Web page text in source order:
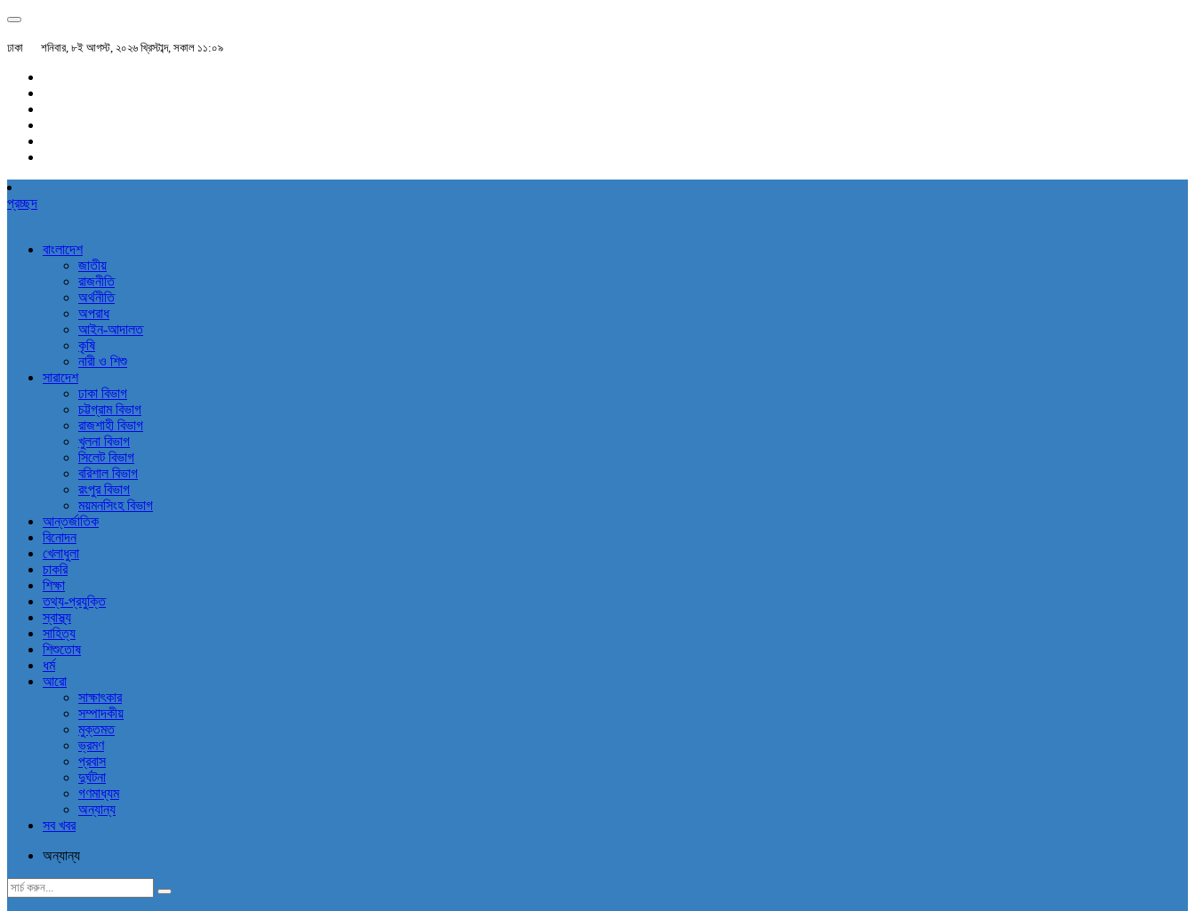
ঢাকা শনিবার, ৮ই আগস্ট, ২০২৬ খ্রিস্টাব্দ, সকাল ১১:০৯
প্রচ্ছদ
বাংলাদেশ
জাতীয়
রাজনীতি
অর্থনীতি
অপরাধ
আইন-আদালত
কৃষি
নারী ও শিশু
সারাদেশ
ঢাকা বিভাগ
চট্টগ্রাম বিভাগ
রাজশাহী বিভাগ
খুলনা বিভাগ
সিলেট বিভাগ
বরিশাল বিভাগ
রংপুর বিভাগ
ময়মনসিংহ বিভাগ
আন্তর্জাতিক
বিনোদন
খেলাধুলা
চাকরি
শিক্ষা
তথ্য-প্রযুক্তি
স্বাস্থ্য
সাহিত্য
শিশুতোষ
ধর্ম
আরো
সাক্ষাৎকার
সম্পাদকীয়
মুক্তমত
ভ্রমণ
প্রবাস
দুর্ঘটনা
গণমাধ্যম
অন্যান্য
সব খবর
অন্যান্য